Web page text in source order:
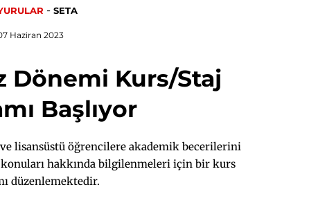
-SETA
Haziran 2023
Dönemi Kurs/Staj
Başlıyor
ve lisansüstü öğrencilere akademik becerilerini
hakkında bilgilenmeleri için bir kurs
düzenlemektedir.